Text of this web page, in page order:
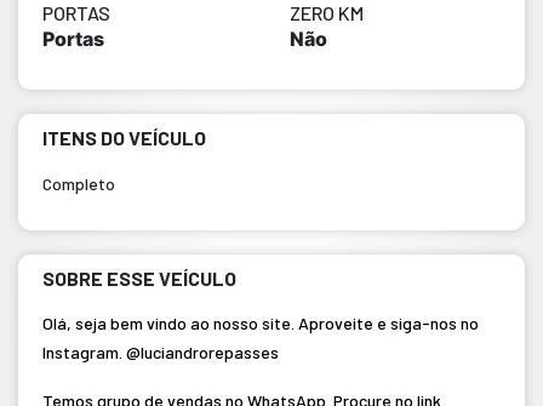
PORTAS
Portas
ZERO KM
Não
ITENS DO VEÍCULO
Completo
SOBRE ESSE VEÍCULO
Olá, seja bem vindo ao nosso site. Aproveite e siga-nos no
Instagram. @luciandrorepasses
Temos grupo de vendas no WhatsApp. Procure no link